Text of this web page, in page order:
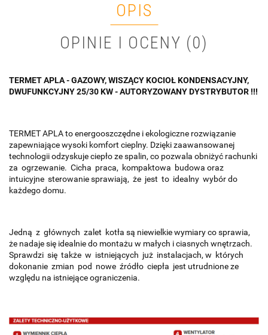
OPIS
OPINIE I OCENY (0)
TERMET APLA - GAZOWY, WISZĄCY KOCIOŁ KONDENSACYJNY,
DWUFUNKCYJNY 25/30 KW - AUTORYZOWANY DYSTRYBUTOR !!!
TERMET APLA to energooszczędne i ekologiczne rozwiązanie
zapewniające wysoki komfort cieplny. Dzięki zaawansowanej
technologii odzyskuje ciepło ze spalin, co pozwala obniżyć rachunki
za ogrzewanie. Cicha praca, kompaktowa budowa oraz
intuicyjne sterowanie sprawiają, że jest to idealny wybór do
każdego domu.
Jedną z głównych zalet kotła są niewielkie wymiary co sprawia,
że nadaje się idealnie do montażu w małych i ciasnych wnętrzach.
Sprawdzi się także w istniejących już instalacjach, w których
dokonanie zmian pod nowe źródło ciepła jest utrudnione ze
względu na istniejące ograniczenia.